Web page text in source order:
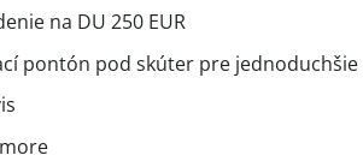
na DU 250 EUR
pontón pod skúter pre